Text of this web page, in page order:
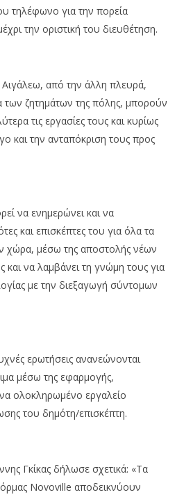
τηλέφωνο για την πορεία
την οριστική του διευθέτηση.
από την άλλη πλευρά,
των ζητημάτων της πόλης, μπορούν
τις εργασίες τους και κυρίως
και την ανταπόκριση τους προς
να ενημερώνει και να
και επισκέπτες του για όλα τα
μέσω της αποστολής νέων
να λαμβάνει τη γνώμη τους για
με την διεξαγωγή σύντομων
ερωτήσεις ανανεώνονται
μέσω της εφαρμογής,
ολοκληρωμένο εργαλείο
του δημότη/επισκέπτη.
Γκίκας δήλωσε σχετικά: «Τα
Novoville αποδεικνύουν